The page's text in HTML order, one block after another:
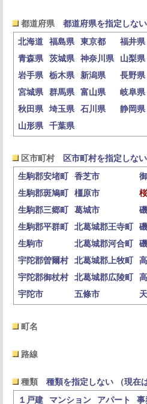
都道府県
都道府県を指定しな
北海道
福島県 東京都 福井県
青森県
茨城県 神奈川県 山梨県
岩手県
栃木県 新潟県 長野県
宮城県
群馬県 富山県 岐阜県
秋田県
埼玉県 石川県 静岡県
山形県
千葉県
区市町村
区市町村を指定しな
生駒郡安堵町
香芝市
生駒郡斑鳩町
橿原市
生駒郡三郷町
葛城市
生駒郡平群町
北葛城郡王寺町
生駒市
北葛城郡河合町
宇陀郡曽爾村
北葛城郡上牧町
宇陀郡御杖村
北葛城郡広陵町
宇陀市
五條市
町名
路線
種類
種類を指定しない （現在
１戸建
マンション アパート 事